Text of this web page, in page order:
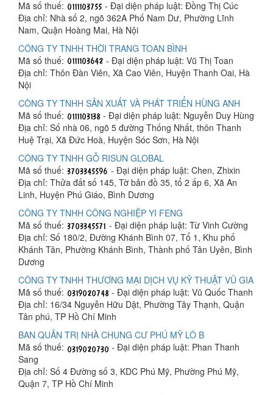
Mã số thuế:
- Đại diện pháp luật: Đồng Thị Cúc
Địa chỉ: Nhà số 2, ngõ 362A Phố Nam Dư, Phường Lĩnh
Nam, Quận Hoàng Mai, Hà Nội
CÔNG TY TNHH THỜI TRANG TOAN BÌNH
Mã số thuế:
- Đại diện pháp luật: Vũ Thị Toan
Địa chỉ: Thôn Đàn Viên, Xã Cao Viên, Huyện Thanh Oai, Hà
Nội
CÔNG TY TNHH SẢN XUẤT VÀ PHÁT TRIỂN HÙNG ANH
Mã số thuế:
- Đại diện pháp luật: Nguyễn Duy Hùng
Địa chỉ: Số nhà 06, ngõ 5 đường Thống Nhất, thôn Thanh
Huệ Trại, Xã Đức Hoà, Huyện Sóc Sơn, Hà Nội
CÔNG TY TNHH GỖ RISUN GLOBAL
Mã số thuế:
- Đại diện pháp luật: Chen, Zhixin
Địa chỉ: Thửa đất số 145, Tờ bản đồ 35, tổ 2 ấp 6, Xã An
Linh, Huyện Phú Giáo, Bình Dương
CÔNG TY TNHH CÔNG NGHIỆP YI FENG
Mã số thuế:
- Đại diện pháp luật: Từ Vinh Cường
Địa chỉ: Số 180/2, Đường Khánh Bình 07, Tổ 1, Khu phố
Khánh Tân, Phường Khánh Bình, Thành phố Tân Uyên, Bình
Dương
CÔNG TY TNHH THƯƠNG MẠI DỊCH VỤ KỸ THUẬT VŨ GIA
Mã số thuế:
- Đại diện pháp luật: Vũ Quốc Thanh
Địa chỉ: 16/34 Nguyễn Hữu Dật, Phường Tây Thạnh, Quận
Tân phú, TP Hồ Chí Minh
BAN QUẢN TRỊ NHÀ CHUNG CƯ PHÚ MỸ LÔ B
Mã số thuế:
- Đại diện pháp luật: Phan Thanh
Sang
Địa chỉ: Số 4 Đường số 3, KDC Phú Mỹ, Phường Phú Mỹ,
Quận 7, TP Hồ Chí Minh